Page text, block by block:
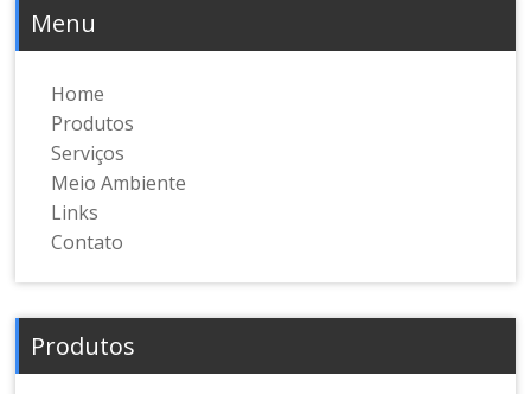
Menu
Home
Produtos
Serviços
Meio Ambiente
Links
Contato
Produtos